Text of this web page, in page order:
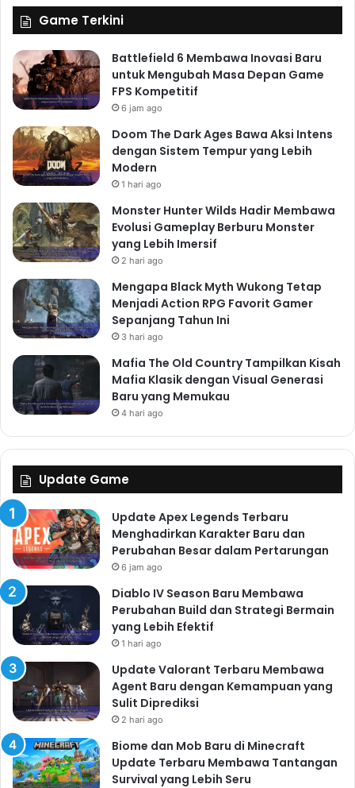
Game Terkini
Battlefield 6 Membawa Inovasi Baru
untuk Mengubah Masa Depan Game
FPS Kompetitif
6 jam ago
Doom The Dark Ages Bawa Aksi Intens
dengan Sistem Tempur yang Lebih
Modern
1 hari ago
Monster Hunter Wilds Hadir Membawa
Evolusi Gameplay Berburu Monster
yang Lebih Imersif
2 hari ago
Mengapa Black Myth Wukong Tetap
Menjadi Action RPG Favorit Gamer
Sepanjang Tahun Ini
3 hari ago
Mafia The Old Country Tampilkan Kisah
Mafia Klasik dengan Visual Generasi
Baru yang Memukau
4 hari ago
Update Game
Update Apex Legends Terbaru
Menghadirkan Karakter Baru dan
Perubahan Besar dalam Pertarungan
6 jam ago
Diablo IV Season Baru Membawa
Perubahan Build dan Strategi Bermain
yang Lebih Efektif
1 hari ago
Update Valorant Terbaru Membawa
Agent Baru dengan Kemampuan yang
Sulit Diprediksi
2 hari ago
Biome dan Mob Baru di Minecraft
Update Terbaru Membawa Tantangan
Survival yang Lebih Seru